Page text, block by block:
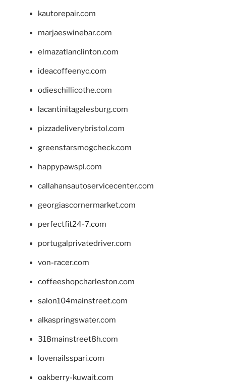
kautorepair.com
marjaeswinebar.com
elmazatlanclinton.com
ideacoffeenyc.com
odieschillicothe.com
lacantinitagalesburg.com
pizzadeliverybristol.com
greenstarsmogcheck.com
happypawspl.com
callahansautoservicecenter.com
georgiascornermarket.com
perfectfit24-7.com
portugalprivatedriver.com
von-racer.com
coffeeshopcharleston.com
salon104mainstreet.com
alkaspringswater.com
318mainstreet8h.com
lovenailsspari.com
oakberry-kuwait.com